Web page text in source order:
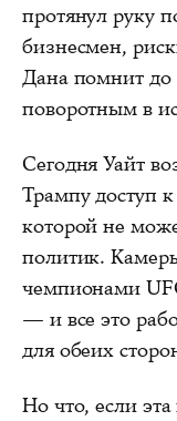
протянул руку
бизнесмен,
Дана помнит до
поворотным в
Сегодня Уайт
Трампу доступ
которой не
политик.
чемпионами
— и все это
для обеих
Но что, если